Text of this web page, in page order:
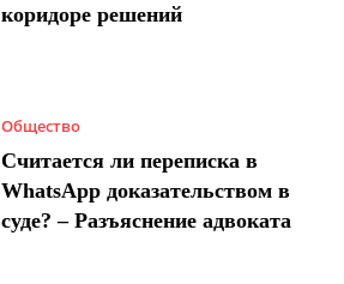
коридоре решений
Общество
Считается ли переписка в
WhatsApp доказательством в
суде? – Разъяснение адвоката